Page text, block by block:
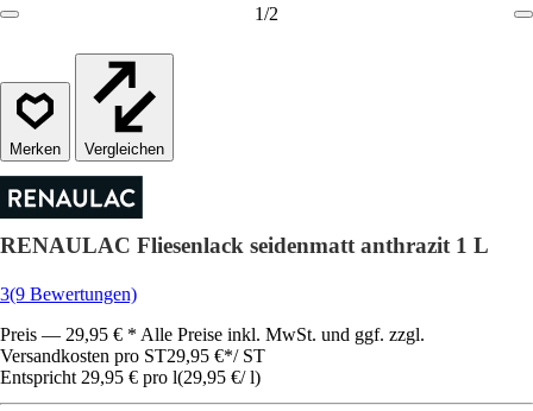
1/2
Vergleichen
RENAULAC Fliesenlack seidenmatt anthrazit 1 L
3(9 Bewertungen)
Preis — 29,95 € * Alle Preise inkl. MwSt. und ggf. zzgl.
Versandkosten pro ST29,95 €*/ ST
Entspricht 29,95 € pro l(29,95 €/ l)